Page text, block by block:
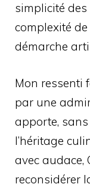
simplicité
complexité de
démarche
Mon ressenti
par une
apporte, sans
l’héritage
avec audace,
reconsidérer